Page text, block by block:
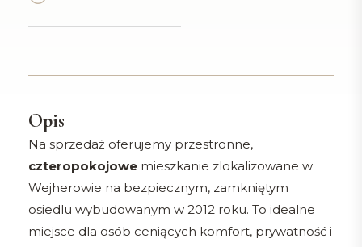
Opis
Na sprzedaż oferujemy przestronne,
czteropokojowe mieszkanie zlokalizowane w
Wejherowie na bezpiecznym, zamkniętym
osiedlu wybudowanym w 2012 roku. To idealne
miejsce dla osób ceniących komfort, prywatność i